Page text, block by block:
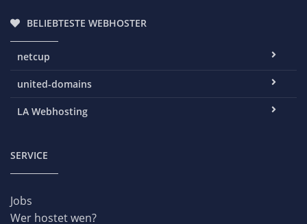
BELIEBTESTE WEBHOSTER
netcup
united-domains
LA Webhosting
SERVICE
Jobs
Wer hostet wen?